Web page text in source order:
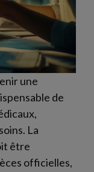
une
de
La
être
officielles,